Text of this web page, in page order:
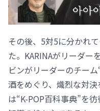
その後、5対5に分かれ
た。KARINAがリーダー
ビンがリーダーのチー
酒をめぐり、熾烈な対
は“K-POP百科事典”を